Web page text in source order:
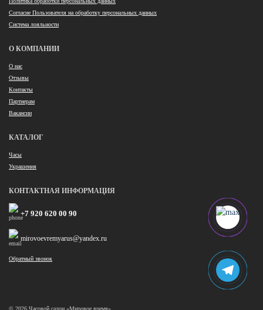
Согласие Пользователя на обработку персональных данных
Система лояльности
О КОМПАНИИ
О нас
Отзывы
Контакты
Партнерам
Вакансии
КАТАЛОГ
Часы
Украшения
КОНТАКТНАЯ ИНФОРМАЦИЯ
+7 920 620 00 90
mirovoevremyarus@yandex.ru
Обратный звонок
© 2026 Часовой салон «Мировое время»